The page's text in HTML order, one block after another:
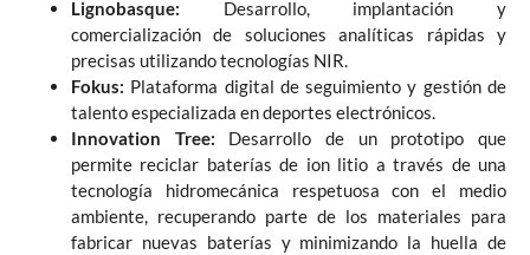
Lignobasque: Desarrollo, implantación y
comercialización de soluciones analíticas rápidas y
precisas utilizando tecnologías NIR.
Fokus: Plataforma digital de seguimiento y gestión de
talento especializada en deportes electrónicos.
Innovation Tree: Desarrollo de un prototipo que
permite reciclar baterías de ion litio a través de una
tecnología hidromecánica respetuosa con el medio
ambiente, recuperando parte de los materiales para
fabricar nuevas baterías y minimizando la huella de